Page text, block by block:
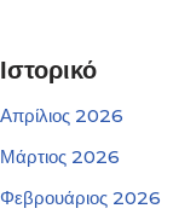
Ιστορικό
Απρίλιος 2026
Μάρτιος 2026
Φεβρουάριος 2026